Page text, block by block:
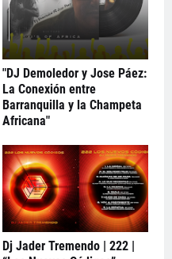
"DJ Demoledor y Jose Páez:
La Conexión entre
Barranquilla y la Champeta
Africana"
Dj Jader Tremendo | 222 |